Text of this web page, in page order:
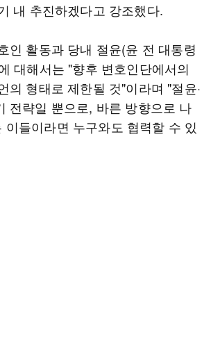
내 추진하겠다고 강조했다.
인 활동과 당내 절윤(윤 전 대통령
대해서는 "향후 변호인단에서의
의 형태로 제한될 것"이라며 "절윤·
전략일 뿐으로, 바른 방향으로 나
이들이라면 누구와도 협력할 수 있